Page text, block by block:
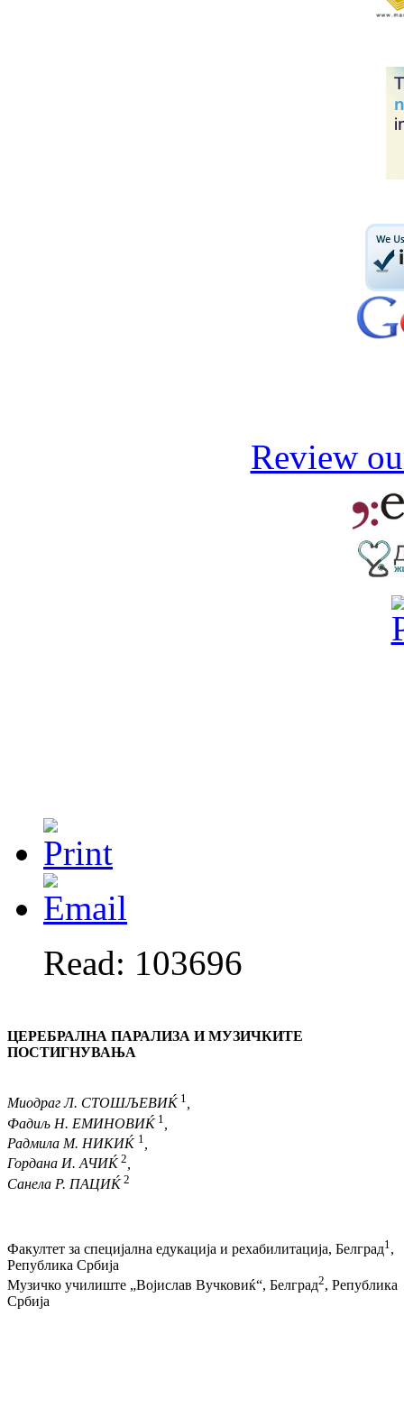
Review
Read: 103696
ЦЕРЕБРАЛНА ПАРАЛИЗА И МУЗИЧКИТЕ
ПОСТИГНУВАЊА
Миодраг Л. СТОШЉЕВИЌ1,
Фадиљ Н. ЕМИНОВИЌ1
Радмила М. НИКИЌ 1
Гордана И.АЧИЌ2,
Санела Р. ПАЦИЌ2
Факултет за специјална едукација и рехабилитација, Белград1 ,
Република Србија
Музичко училиште „Војислав Вучковиќ“, Белград2, Република
Србија